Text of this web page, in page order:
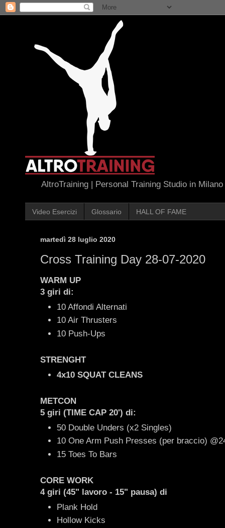
AltroTraining | Personal Training Studio in Milano
Video Esercizi Glossario HALL OF FAME
martedì 28 luglio 2020
Cross Training Day 28-07-2020
WARM UP
3 giri di:
10 Affondi Alternati
10 Air Thrusters
10 Push-Ups
STRENGHT
4x10 SQUAT CLEANS
METCON
5 giri (TIME CAP 20') di:
50 Double Unders (x2 Singles)
10 One Arm Push Presses (per braccio)
15 Toes To Bars
CORE WORK
4 giri (45" lavoro - 15" pausa) di
Plank Hold
Hollow Kicks